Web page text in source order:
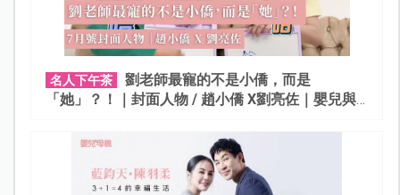
名人下午茶
「她」？！｜封面人物 / 趙小僑 X劉亮佐｜嬰兒與